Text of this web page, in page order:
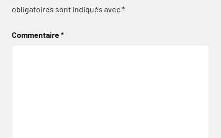
obligatoires sont indiqués avec*
Commentaire*